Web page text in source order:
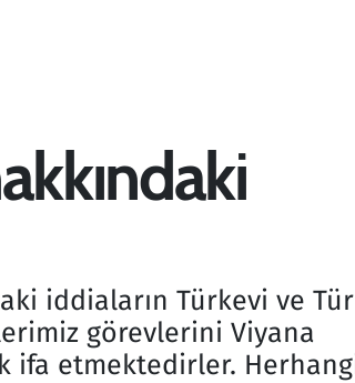
iddiaların Türkevi ve
görevlerini Viyana
ifa etmektedirler.